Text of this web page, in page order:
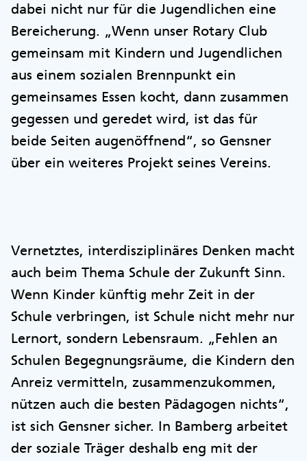
dabei nicht nur für die Jugendlichen eine
Bereicherung. „Wenn unser Rotary Club
gemeinsam mit Kindern und Jugendlichen
aus einem sozialen Brennpunkt ein
gemeinsames Essen kocht, dann zusammen
gegessen und geredet wird, ist das für
beide Seiten augenöffnend“, so Gensner
über ein weiteres Projekt seines Vereins.
Vernetztes, interdisziplinäres Denken macht
auch beim Thema Schule der Zukunft Sinn.
Wenn Kinder künftig mehr Zeit in der
Schule verbringen, ist Schule nicht mehr nur
Lernort, sondern Lebensraum. „Fehlen an
Schulen Begegnungsräume, die Kindern den
Anreiz vermitteln, zusammenzukommen,
nützen auch die besten Pädagogen nichts“,
ist sich Gensner sicher. In Bamberg arbeitet
der soziale Träger deshalb eng mit der